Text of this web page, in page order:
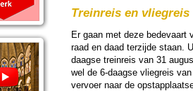
Treinreis en vliegreis
Er gaan met deze bede­vaart
raad en daad terzijde staan.
daagse treinreis van 31
wel de 6-daagse vliegreis
ver­voer naar de